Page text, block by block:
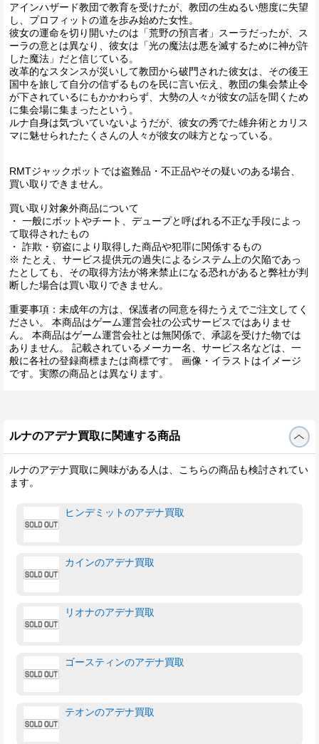
アインハザード教団で教育を受けたが、教団の生ぬるい態度に失望
し、プロフィットの道を歩み始めた女性。
彼女の運命を切り開いたのは「荒野の預言者」スーラだったが、ス
ーラの意とは異なり、彼女は「光の魔法は悪を滅するために神が許
した魔法」だと信じている。
改革的なスタンスが災いして教団から破門された彼女は、その後王
国中を旅して自分の信ずるものを民に言い伝え、教団の集会禁止令
が下されているにもかかわらず、大勢の人々が彼女の話を聞くため
に集会場に集まったという。
ルナ自身は気づいていないようだが、彼女の秀でた雄弁術とカリス
マに魅せられたたくさんの人々が彼女の味方となっている。
RMTジャックポットでは盗難品・不正品やその疑いのある場合、
買い取りできません。
買い取り対象外商品について
・ 一般にボットやチート、デュープと呼ばれる不正な手段によっ
て取得されたもの
・ 詐欺・窃盗により取得した商品や犯罪に関係するもの
※ たとえ、サービス提供元の過失によるシステム上の欠陥であっ
たとしても、その取得方法が将来禁止になる恐れがあると弊社が判
断した場合は買い取りできません。
重要事項：未成年の方は、保護者の同意を得たうえでご注文してく
ださい。 本商品はゲーム運営会社の公式サービスではありませ
ん。 本商品はゲーム運営会社とは無関係で、承認を受けた物では
ありません。 記載されているメーカー名、サービス名などは、一
般に各社の登録商標または商標です。 画像・イラストはイメージ
です。実際の商品とは異なります。
ルナのアデナ買取に関連する商品
ルナのアデナ買取に興味がある人は、こちらの商品も検討されてい
ます。
ヒンデミットのアデナ買取
カインのアデナ買取
リオナのアデナ買取
ゴースティンのアデナ買取
テオンのアデナ買取